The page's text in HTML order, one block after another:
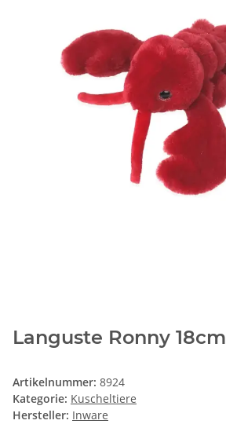
Languste Ronny 18cm
Artikelnummer: 8924
Kategorie: Kuscheltiere
Hersteller: Inware